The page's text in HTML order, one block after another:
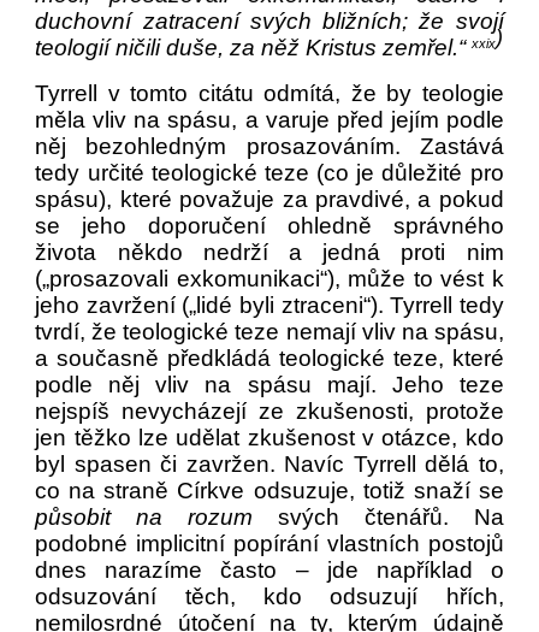
duchovní zatracení svých bližních; že svojí
teologií ničili duše, za něž Kristus zemřel.“xxix)
Tyrrell v tomto citátu odmítá, že by teologie
měla vliv na spásu, a varuje před jejím podle
něj bezohledným prosazováním. Zastává
tedy určité teologické teze (co je důležité pro
spásu), které považuje za pravdivé, a pokud
se jeho doporučení ohledně správného
života někdo nedrží a jedná proti nim
(„prosazovali exkomunikaci“), může to vést k
jeho zavržení („lidé byli ztraceni“). Tyrrell tedy
tvrdí, že teologické teze nemají vliv na spásu,
a současně předkládá teologické teze, které
podle něj vliv na spásu mají. Jeho teze
nejspíš nevycházejí ze zkušenosti, protože
jen těžko lze udělat zkušenost v otázce, kdo
byl spasen či zavržen. Navíc Tyrrell dělá to,
co na straně Církve odsuzuje, totiž snaží se
působit na rozum svých čtenářů. Na
podobné implicitní popírání vlastních postojů
dnes narazíme často – jde například o
odsuzování těch, kdo odsuzují hřích,
nemilosrdné útočení na ty, kterým údajně